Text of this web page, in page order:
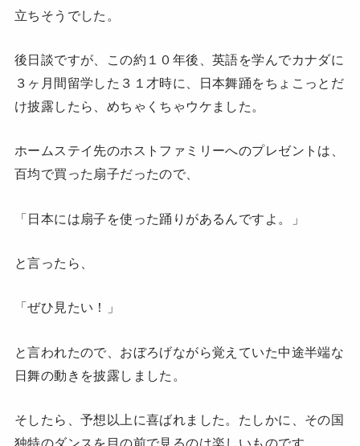
立ちそうでした。
後日談ですが、この約１０年後、英語を学んでカナダに
３ヶ月間留学した３１才時に、日本舞踊をちょこっとだ
け披露したら、めちゃくちゃウケました。
ホームステイ先のホストファミリーへのプレゼントは、
百均で買った扇子だったので、
「日本には扇子を使った踊りがあるんですよ。」
と言ったら、
「ぜひ見たい！」
と言われたので、おぼろげながら覚えていた中途半端な
日舞の動きを披露しました。
そしたら、予想以上に喜ばれました。たしかに、その国
独特のダンスを目の前で見るのは楽しいものです。